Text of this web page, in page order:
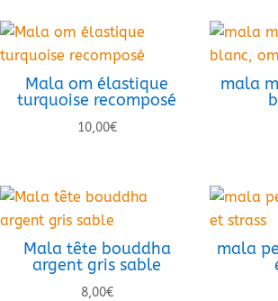
Mala om élastique
turquoise recomposé
10,00€
mala
Mala tête bouddha
argent gris sable
8,00€
mala